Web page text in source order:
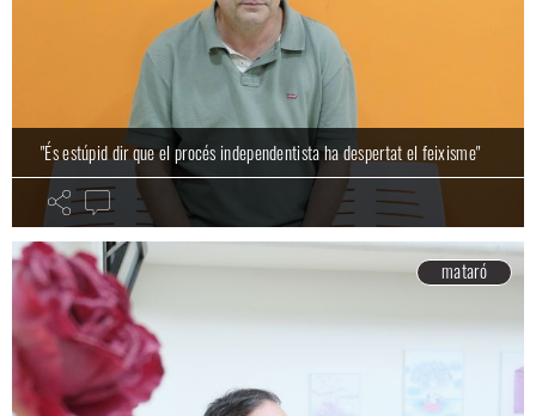
"És estúpid dir que el procés independentista ha despertat el feixisme"
mataró